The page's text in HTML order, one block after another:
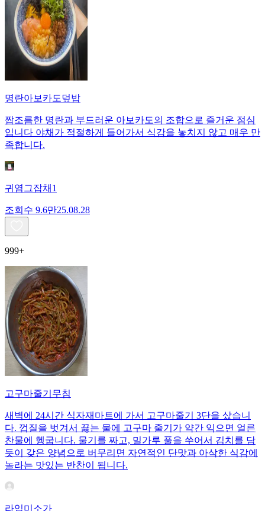
명란아보카도덮밥
짭조름한 명란과 부드러운 아보카도의 조합으로 즐거운 점심
입니다 야채가 적절하게 들어가서 식감을 놓치지 않고 매우 만
족합니다.
귀염그잡채1
조회수 9.6만25.08.28
999+
고구마줄기무침
새벽에 24시간 식자재마트에 가서 고구마줄기 3단을 샀습니
다. 껍질을 벗겨서 끓는 물에 고구마 줄기가 약간 익으면 얼른
찬물에 헹굽니다. 물기를 짜고, 밀가루 풀을 쑤어서 김치를 담
듯이 갖은 양념으로 버무리면 자연적인 단맛과 아삭한 식감에
놀라는 맛있는 반찬이 됩니다.
라임미소가